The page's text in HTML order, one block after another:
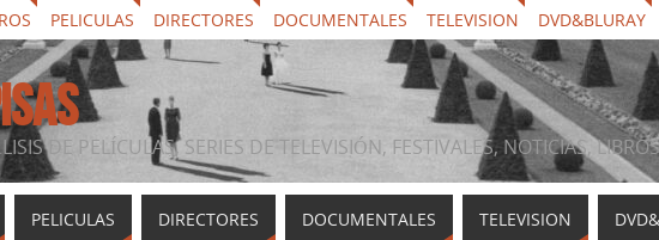
PELICULAS DIRECTORES DOCUMENTALES TELEVISION DVD&BLURAY
DE PELÍCULAS, SERIES DE TELEVISIÓN, FESTIVALES, NOTICIAS,
PELICULAS DIRECTORES DOCUMENTALES TELEVISION